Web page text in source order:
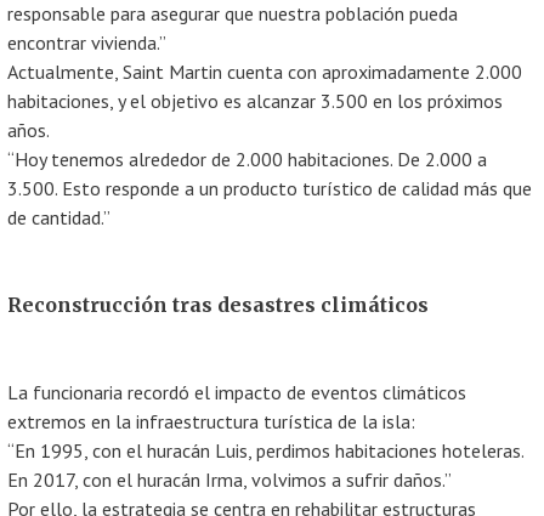
responsable para asegurar que nuestra población pueda
encontrar vivienda.”
Actualmente, Saint Martin cuenta con aproximadamente 2.000
habitaciones, y el objetivo es alcanzar 3.500 en los próximos
años.
“Hoy tenemos alrededor de 2.000 habitaciones. De 2.000 a
3.500. Esto responde a un producto turístico de calidad más que
de cantidad.”
Reconstrucción tras desastres climáticos
La funcionaria recordó el impacto de eventos climáticos
extremos en la infraestructura turística de la isla:
“En 1995, con el huracán Luis, perdimos habitaciones hoteleras.
En 2017, con el huracán Irma, volvimos a sufrir daños.”
Por ello, la estrategia se centra en rehabilitar estructuras